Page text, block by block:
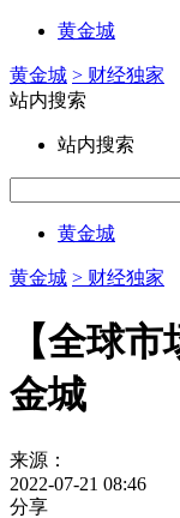
黄金城
黄金城 > 财经独家
站内搜索
站内搜索
黄金城
黄金城 > 财经独家
【全球
金城
来源：
2022-07-21 08:46
分享